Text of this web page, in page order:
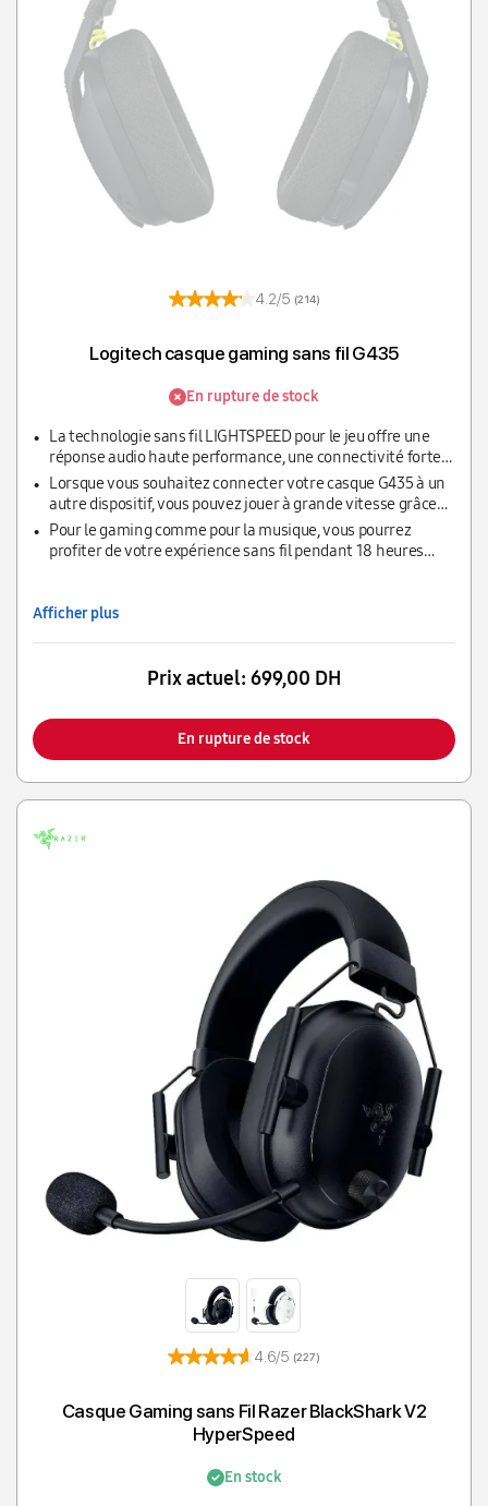
4.2/5 (214)
Logitech casque gaming sans fil G435
En rupture de stock
La technologie sans fil LIGHTSPEED pour le jeu offre une
réponse audio haute performance, une connectivité forte
et une autonomie longue durée.
Lorsque vous souhaitez connecter votre casque G435 à un
autre dispositif, vous pouvez jouer à grande vitesse grâce
au Bluetooth à faible latence.
Pour le gaming comme pour la musique, vous pourrez
profiter de votre expérience sans fil pendant 18 heures
Afficher plus
Prix actuel: 699,00 DH
En rupture de stock
4.6/5 (227)
Casque Gaming sans Fil Razer BlackShark V2
HyperSpeed
En stock